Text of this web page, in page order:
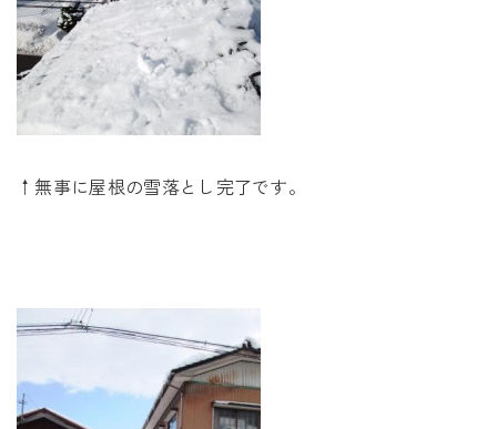
↑無事に屋根の雪落とし完了です。